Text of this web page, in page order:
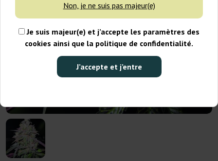
Non, je ne suis pas majeur(e)
Je suis majeur(e) et j’accepte les paramètres des
cookies ainsi que la politique de confidentialité.
J’accepte et j’entre